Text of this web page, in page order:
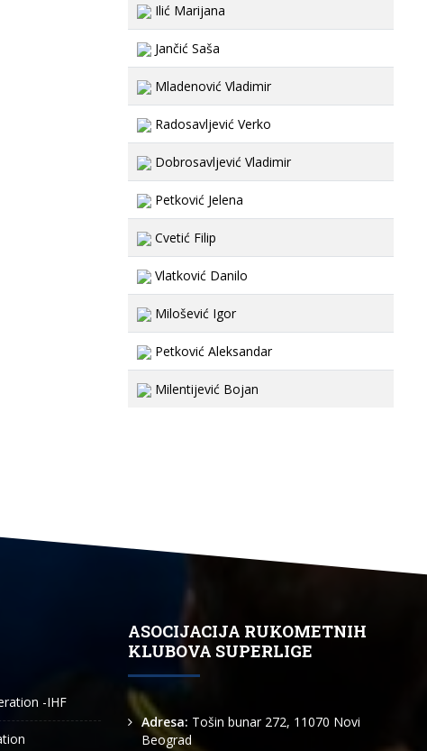
Ilić Marijana
Jančić Saša
Mladenović Vladimir
Radosavljević Verko
Dobrosavljević Vladimir
Petković Jelena
Cvetić Filip
Vlatković Danilo
Milošević Igor
Petković Aleksandar
Milentijević Bojan
-IHF
ASOCIJACIJA RUKOMETNIH
KLUBOVA SUPERLIGE
Adresa: Tošin bunar 272, 11070 Novi
Beograd